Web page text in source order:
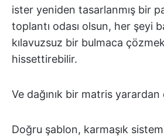
ister yeniden tasarlanmış bir
toplantı odası olsun, her şeyi
kılavuzsuz bir bulmaca
hissettirebilir.
Ve dağınık bir matris
Doğru şablon, karmaşık